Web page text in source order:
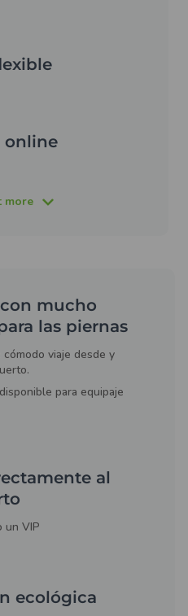
online
more
mucho
las piernas
viaje desde y
para equipaje
al
un VIP
ecológica